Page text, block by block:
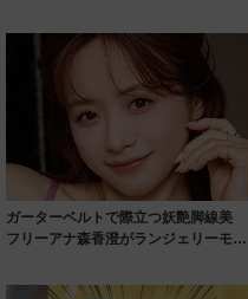
ガーターベルトで際立つ妖艶脚線美
フリーアナ森香澄がランジェリーモデ